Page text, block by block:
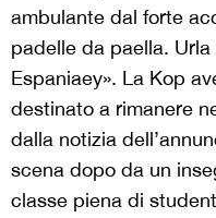
ambulante dal forte
padelle da paella. Urla
Espaniaey». La Kop
destinato a rimanere
dalla notizia
scena dopo da un
classe piena di